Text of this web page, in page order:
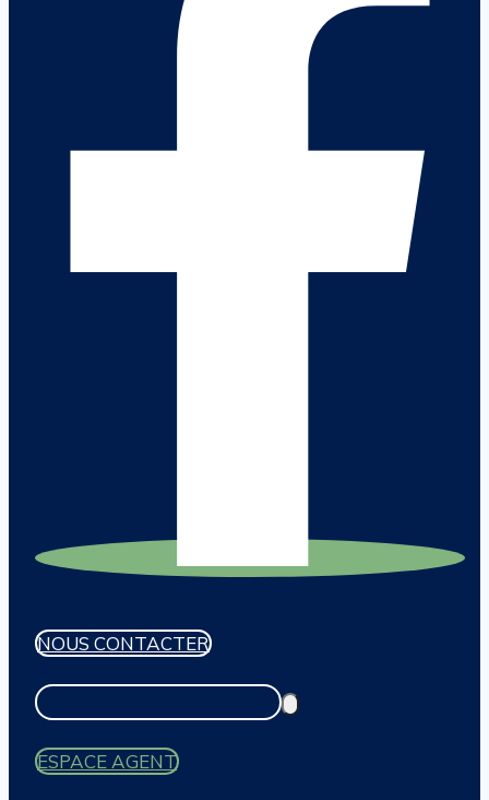
NOUS CONTACTER
ESPACE AGENT